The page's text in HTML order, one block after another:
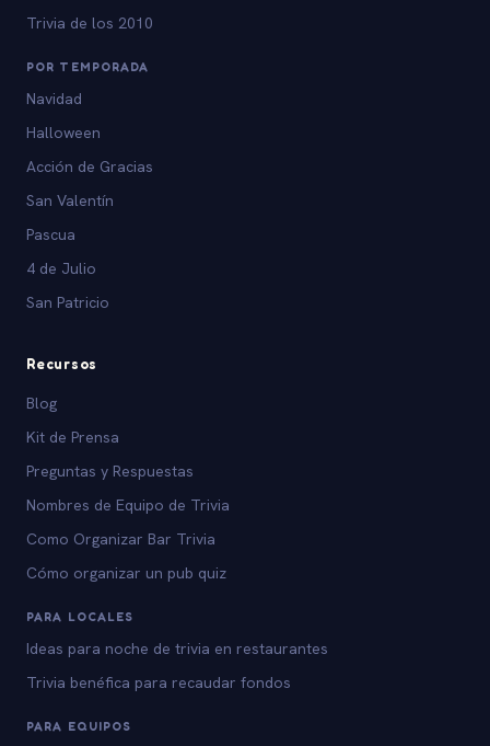
Trivia de los 2010
POR TEMPORADA
Navidad
Halloween
Acción de Gracias
San Valentín
Pascua
4 de Julio
San Patricio
Recursos
Blog
Kit de Prensa
Preguntas y Respuestas
Nombres de Equipo de Trivia
Como Organizar Bar Trivia
Cómo organizar un pub quiz
PARA LOCALES
Ideas para noche de trivia en restaurantes
Trivia benéfica para recaudar fondos
PARA EQUIPOS